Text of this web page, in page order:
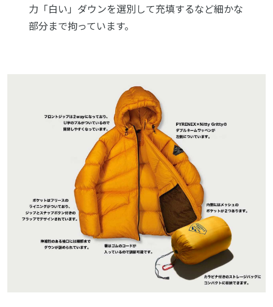
力「白い」ダウンを選別して充填するなど細かな
部分まで拘っています。